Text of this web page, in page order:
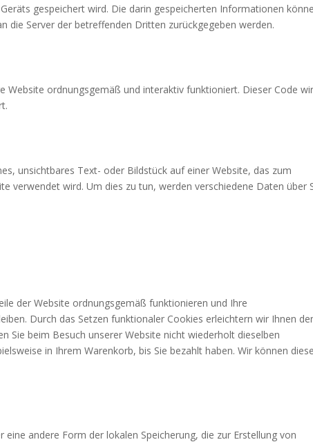
gespeichert wird. Die darin gespeicherten Informationen
die Server der betreffenden Dritten zurückgegeben werden.
Website ordnungsgemäß und interaktiv funktioniert. Dieser Code
unsichtbares Text- oder Bildstück auf einer Website, das zum
verwendet wird. Um dies zu tun, werden verschiedene Daten über
der Website ordnungsgemäß funktionieren und Ihre
Durch das Setzen funktionaler Cookies erleichtern wir Ihnen
Sie beim Besuch unserer Website nicht wiederholt dieselben
in Ihrem Warenkorb, bis Sie bezahlt haben. Wir können diese
andere Form der lokalen Speicherung, die zur Erstellung von